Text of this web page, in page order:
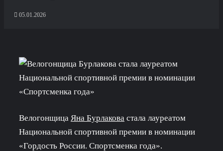
05.01.2026
Велогонщица Яна Бурлакова стала лауреатом
Национальной спортивной премии в номинации
«Гордость России. Спортсменка года».